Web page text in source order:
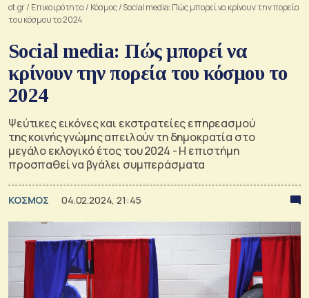
ot.gr/ Επικαιρότητα / Κόσμος/Social media: Πώς μπορεί να κρίνουν την πορεία
του κόσμου το 2024
Social media: Πώς μπορεί να
κρίνουν την πορεία του κόσμου το
2024
Ψεύτικες εικόνες και εκστρατείες επηρεασμού
της κοινής γνώμης απειλούν τη δημοκρατία στο
μεγάλο εκλογικό έτος του 2024 - H επιστήμη
προσπαθεί να βγάλει συμπεράσματα
ΚΟΣΜΟΣ 04.02.2024, 21:45